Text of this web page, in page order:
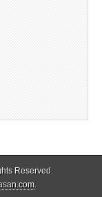
Reserved.
.